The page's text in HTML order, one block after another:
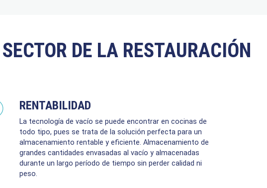
DE LA RESTAURACIÓN
RENTABILIDAD
La tecnología de vacío se puede encontrar en cocinas de
todo tipo, pues se trata de la solución perfecta para un
almacenamiento rentable y eficiente. Almacenamiento de
grandes cantidades envasadas al vacío y almacenadas
durante un largo período de tiempo sin perder calidad ni
peso.